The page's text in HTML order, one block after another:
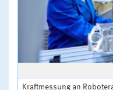
Kraftmessung an